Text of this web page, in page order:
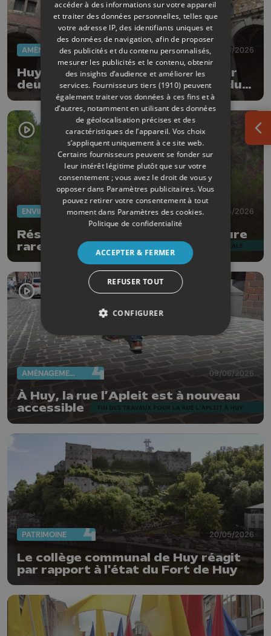
AMÉNAGEMENT DU TERRITOIRE 17/06/2026
Huy cherche un nouvel avenir pour
deux bâtiments emblématiques du
Vieux Huy
ENVIRONNEMENT 13/06/2026
Réserve de la Rochette : une nature
rare s'épanouit sur un passé
industriel pollué
AMÉNAGEMENT DU TERRITOIRE 09/06/2026
À Huy, la rue l’Apleit est à nouveau
accessible
PATRIMOINE 20/05/2026
Le collège communal de Huy réagit
par rapport à l'état du Fort de Huy
accéder à des informations sur votre appareil
et traiter des données personnelles, telles que
votre adresse IP, des identifiants uniques et
des données de navigation, afin de proposer
des publicités et du contenu personnalisés,
mesurer les publicités et le contenu, obtenir
des insights d’audience et améliorer les
services. Fournisseurs tiers (1910) peuvent
également traiter vos données à ces fins et à
d’autres, notamment en utilisant des données
de géolocalisation précises et des
caractéristiques de l’appareil. Vos choix
s’appliquent uniquement à ce site web.
Certains fournisseurs peuvent se fonder sur
leur intérêt légitime plutôt que sur votre
consentement ; vous avez le droit de vous y
opposer dans Paramètres publicitaires. Vous
pouvez retirer votre consentement à tout
moment dans Paramètres des cookies.
Politique de confidentialité
ACCEPTER & FERMER
REFUSER TOUT
CONFIGURER